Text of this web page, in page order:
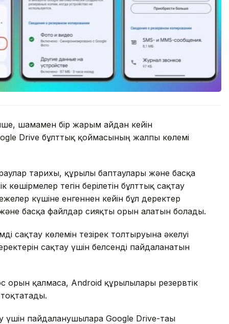
шамамен бір жарым айдан кейін
Drive бұлттық қоймасының жалпы көлемі
тарихы, құрылғы баптаулары және басқа
тегін берілетін бұлттық сақтау
күшіне енгеннен кейін бұл деректер
басқа файлдар сияқты орын алатын болады.
сақтау көлемін тезірек толтыруына әкелуі
сақтау үшін белсенді пайдаланатын
орын қалмаса, Android құрылғылары резервтік
үшін пайдаланушыларға Google Drive-тағы